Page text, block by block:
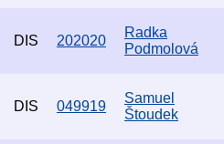
DIS 202020
Radka
Podmolová
DIS 049919
Samuel
Štoudek